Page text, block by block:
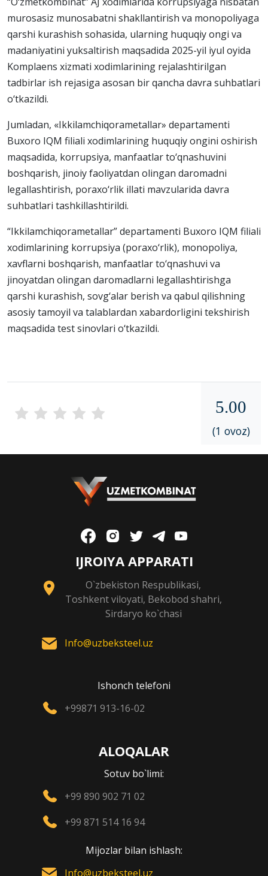
murosasiz munosabatni shakllantirish va monopoliyaga
qarshi kurashish sohasida, ularning huquqiy ongi va
madaniyatini yuksaltirish maqsadida 2025-yil iyul oyida
Komplaens xizmati xodimlarining rejalashtirilgan
tadbirlar ish rejasiga asosan bir qancha davra suhbatlari
o‘tkazildi.
Jumladan, «Ikkilamchiqorametallar» departamenti
Buxoro IQM filiali xodimlarining huquqiy ongini oshirish
maqsadida, korrupsiya, manfaatlar to‘qnashuvini
boshqarish, jinoiy faoliyatdan olingan daromadni
legallashtirish, poraxo‘rlik illati mavzularida davra
suhbatlari tashkillashtirildi.
“Ikkilamchiqorametallar” departamenti Buxoro IQM filiali
xodimlarining korrupsiya (poraxo‘rlik), monopoliya,
xavflarni boshqarish, manfaatlar to‘qnashuvi va
jinoyatdan olingan daromadlarni legallashtirishga
qarshi kurashish, sovg‘alar berish va qabul qilishning
asosiy tamoyil va talablardan xabardorligini tekshirish
maqsadida test sinovlari o‘tkazildi.
5.00
(1 ovoz)
IJROIYA APPARATI
O`zbekiston Respublikasi,
Toshkent viloyati, Bekobod shahri,
Sirdaryo ko`chasi
Info@uzbeksteel.uz
Ishonch telefoni
+99871 913-16-02
ALOQALAR
Sotuv bo`limi:
+99 890 902 71 02
+99 871 514 16 94
Mijozlar bilan ishlash:
Info@uzbeksteel.uz